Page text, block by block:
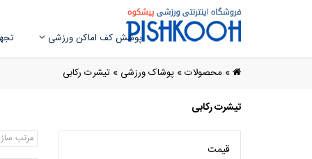
پوشش کف اماکن ورزشی
» محصولات» پوشاک ورزشی » تیشرت رکابی
تیشرت رکابی
قیمت
مرتب